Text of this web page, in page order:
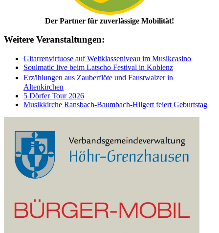
Der Partner für zuverlässige Mobilität!
Weitere Veranstaltungen:
Gitarrenvirtuose auf Weltklasseniveau im Musikcasino
Soulmatic live beim Latscho Festival in Koblenz
Erzählungen aus Zauberflöte und Faustwalzer in
Altenkirchen
5 Dörfer Tour 2026
Musikkirche Ransbach-Baumbach-Hilgert feiert Geburtstag